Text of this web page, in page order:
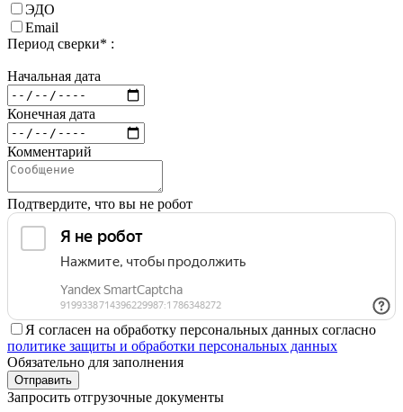
ЭДО
Email
Период сверки* :
Начальная дата
Конечная дата
Комментарий
Подтвердите, что вы не робот
Я согласен на обработку персональных данных согласно
политике защиты и обработки персональных данных
Обязательно для заполнения
Отправить
Запросить отгрузочные документы